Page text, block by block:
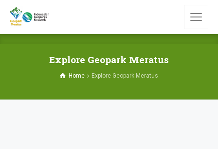
Explore Geopark Meratus
Home Explore Geopark Meratus